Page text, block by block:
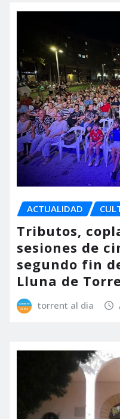
ACTUALIDAD
Tributos,
sesiones de
segundo fin
Lluna de
torrent al dia